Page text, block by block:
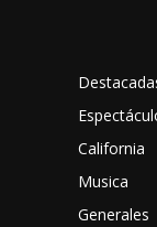
California
Musica
Generales